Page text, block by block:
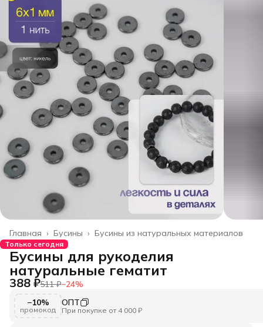
Бусины из натуральных материалов
Бусины ›
Главная ›
Только сегодня
Бусины для рукоделия
натуральные гематит
388 ₽511 ₽−24%
−10%
промокод
ОПТ
При покупке от 4 000 ₽